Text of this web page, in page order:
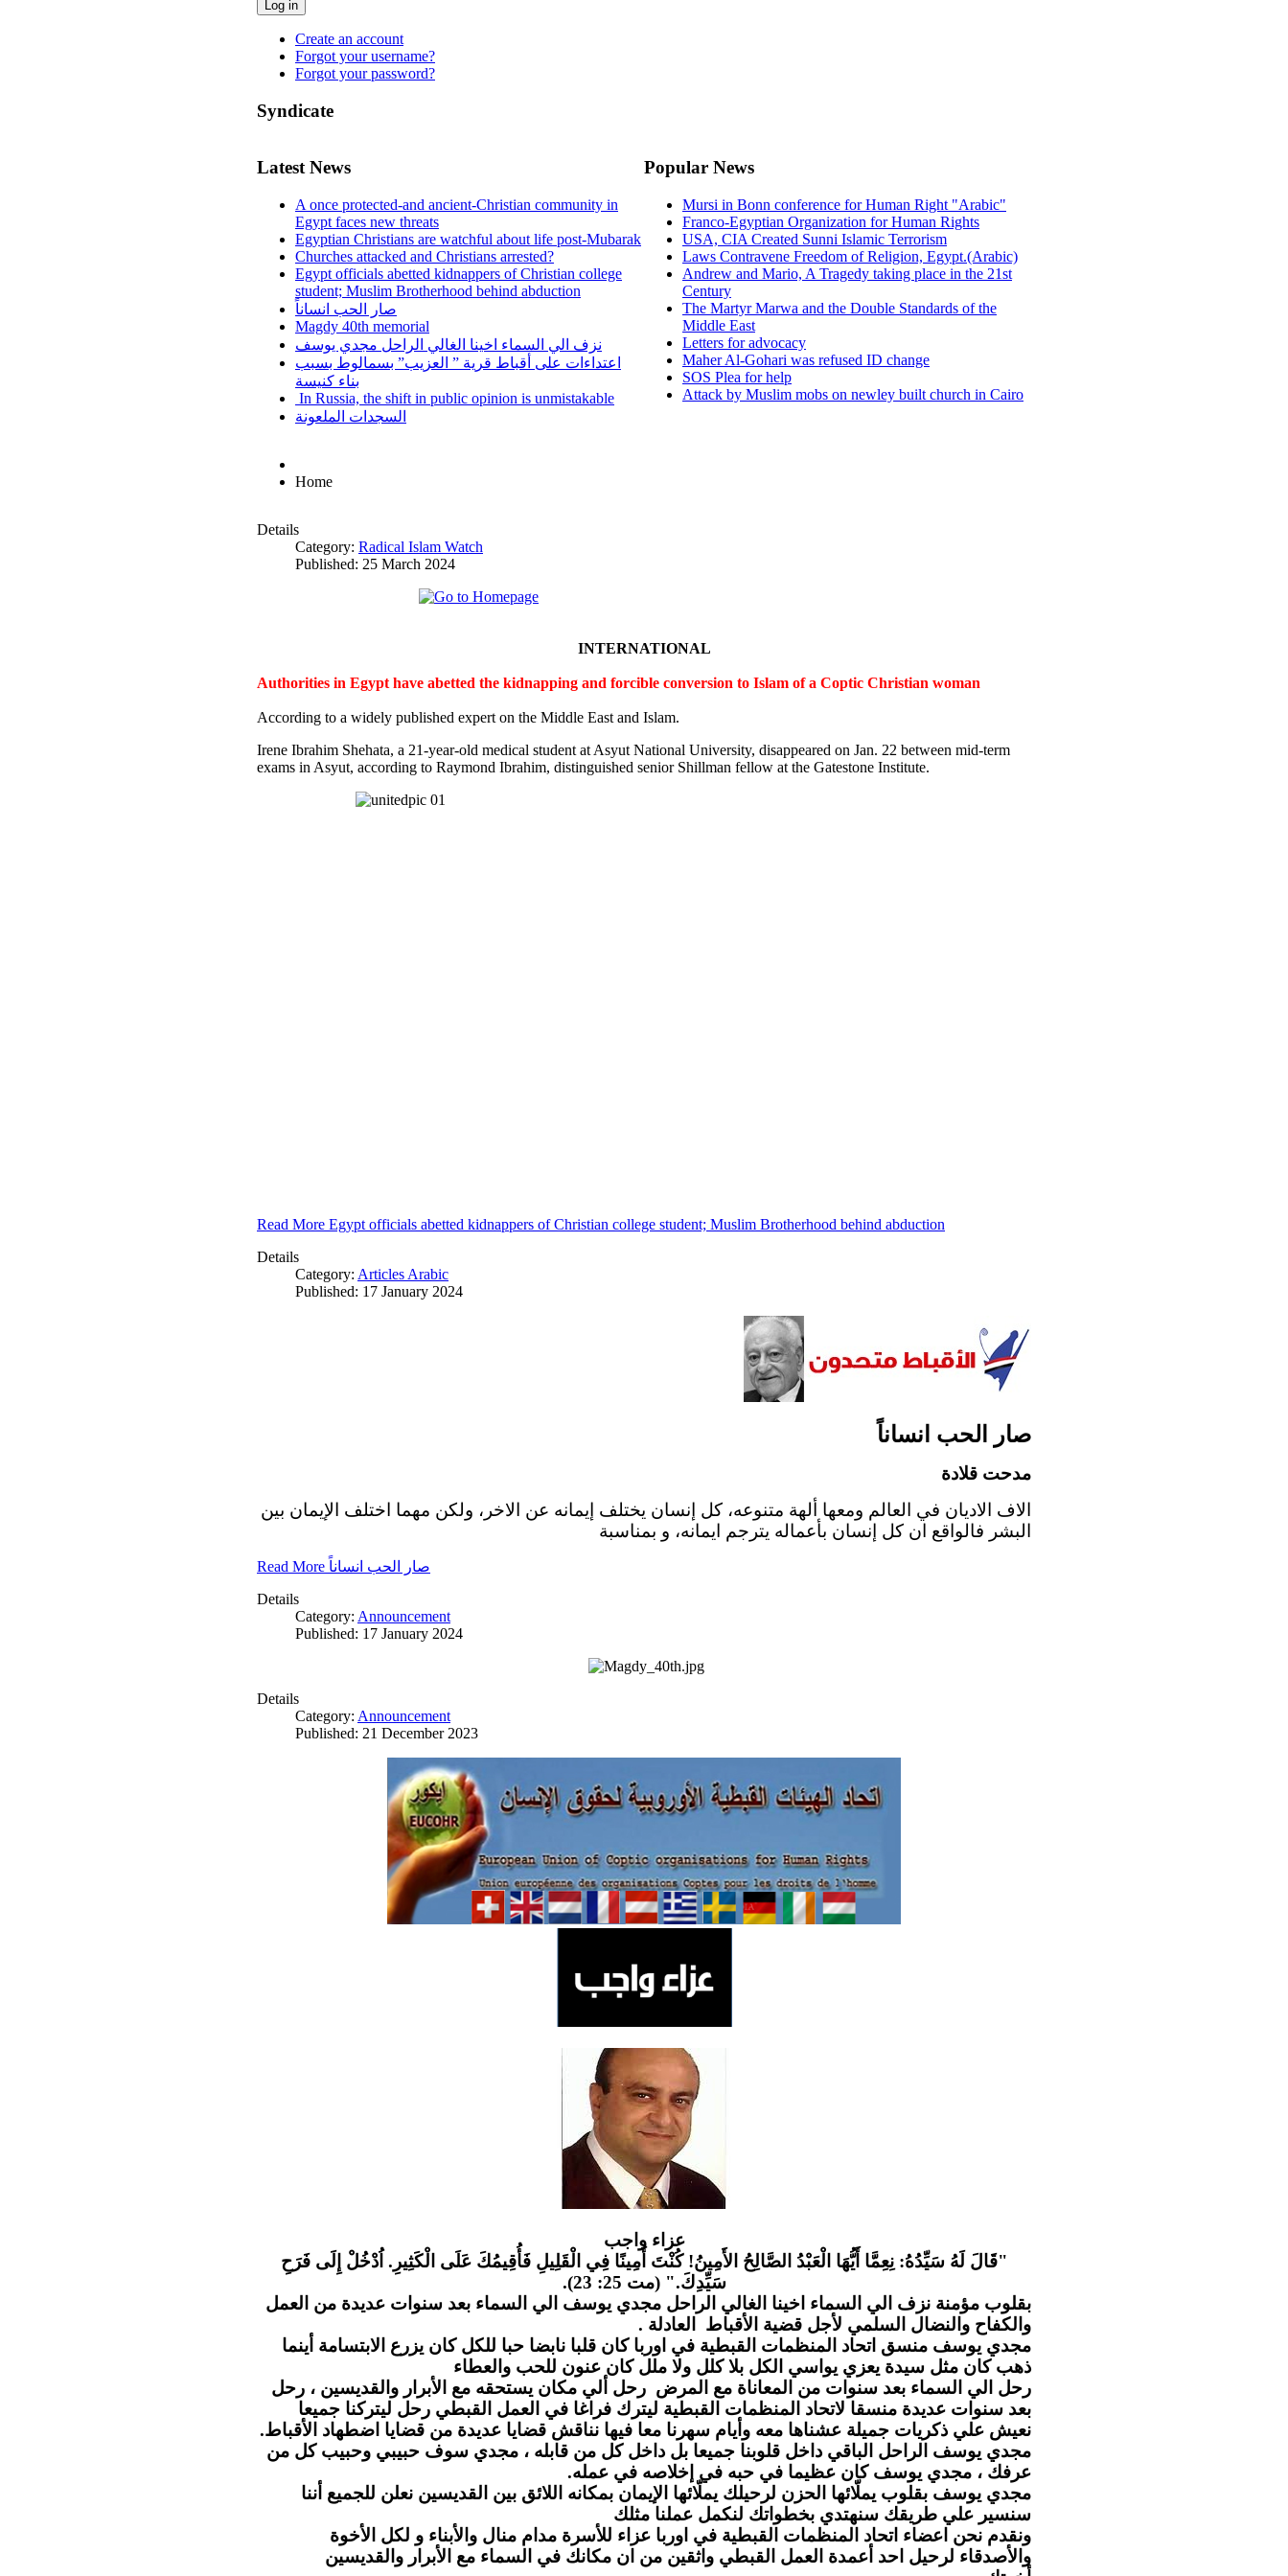
Log in
Create an account
Forgot your username?
Forgot your password?
Syndicate
Latest News
A once protected-and ancient-Christian community in
Egypt faces new threats
Egyptian Christians are watchful about life post-Mubarak
Churches attacked and Christians arrested?
Egypt officials abetted kidnappers of Christian college
student; Muslim Brotherhood behind abduction
صار الحب انساناً
Magdy 40th memorial
نزف الي السماء اخينا الغالي الراحل مجدي يوسف
اعتداءات على أقباط قرية ” العزيب” بسمالوط بسبب
بناء كنيسة
In Russia, the shift in public opinion is unmistakable
السجدات الملعونة
Popular News
Mursi in Bonn conference for Human Right "Arabic"
Franco-Egyptian Organization for Human Rights
USA, CIA Created Sunni Islamic Terrorism
Laws Contravene Freedom of Religion, Egypt.(Arabic)
Andrew and Mario, A Tragedy taking place in the 21st
Century
The Martyr Marwa and the Double Standards of the
Middle East
Letters for advocacy
Maher Al-Gohari was refused ID change
SOS Plea for help
Attack by Muslim mobs on newley built church in Cairo
Home
Details
Category: Radical Islam Watch
Published: 25 March 2024
INTERNATIONAL
Authorities in Egypt have abetted the kidnapping and forcible conversion to Islam of a Coptic Christian woman
According to a widely published expert on the Middle East and Islam.
Irene Ibrahim Shehata, a 21-year-old medical student at Asyut National University, disappeared on Jan. 22 between mid-term
exams in Asyut, according to Raymond Ibrahim, distinguished senior Shillman fellow at the Gatestone Institute.
Read More Egypt officials abetted kidnappers of Christian college student; Muslim Brotherhood behind abduction
Details
Category: Articles Arabic
Published: 17 January 2024
صار الحب انساناً
مدحت قلادة
الاف الاديان في العالم ومعها ألهة متنوعه، كل إنسان يختلف إيمانه عن الاخر، ولكن مهما اختلف الإيمان بين
البشر فالواقع ان كل إنسان بأعماله يترجم ايمانه، و بمناسبة
Read More صار الحب انساناً
Details
Category: Announcement
Published: 17 January 2024
Details
Category: Announcement
Published: 21 December 2023
عزاء واجب
"قَالَ لَهُ سَيِّدُهُ: نِعِمَّا أَيُّهَا الْعَبْدُ الصَّالِحُ الأَمِينُ! كُنْتَ أَمِينًا فِي الْقَلِيلِ فَأُقِيمُكَ عَلَى الْكَثِيرِ. اُدْخُلْ إِلَى فَرَحِ
سَيِّدِكَ." (مت 25: 23).
بقلوب مؤمنة نزف الي السماء اخينا الغالي الراحل مجدي يوسف الي السماء بعد سنوات عديدة من العمل
والكفاح والنضال السلمي لأجل قضية الأقباط العادلة .
مجدي يوسف منسق اتحاد المنظمات القبطية في اوربا كان قلبا نابضا حبا للكل كان يزرع الابتسامة أينما
ذهب كان مثل سيدة يعزي يواسي الكل بلا كلل ولا ملل كان عنون للحب والعطاء
رحل الي السماء بعد سنوات من المعاناة مع المرض رحل ألي مكان يستحقه مع الأبرار والقديسين ، رحل
بعد سنوات عديدة منسقا لاتحاد المنظمات القبطية ليترك فراغا في العمل القبطي رحل ليتركنا جميعا
نعيش علي ذكريات جميلة عشناها معه وأيام سهرنا معا فيها نناقش قضايا عديدة من قضايا اضطهاد الأقباط.
مجدي يوسف الراحل الباقي داخل قلوبنا جميعا بل داخل كل من قابله ، مجدي سوف حبيبي وحبيب كل من
عرفك ، مجدي يوسف كان عظيما في حبه في إخلاصه في عمله.
مجدي يوسف بقلوب يملّائها الحزن لرحيلك يملّائها الإيمان بمكانه اللائق بين القديسين نعلن للجميع أننا
سنسير علي طريقك سنهتدي بخطواتك لنكمل عملنا مثلك
ونقدم نحن اعضاء اتحاد المنظمات القبطية في اوربا عزاء للأسرة مدام منال والأبناء و لكل الأخوة
والأصدقاء لرحيل احد أعمدة العمل القبطي واثقين من ان مكانك في السماء مع الأبرار والقديسين